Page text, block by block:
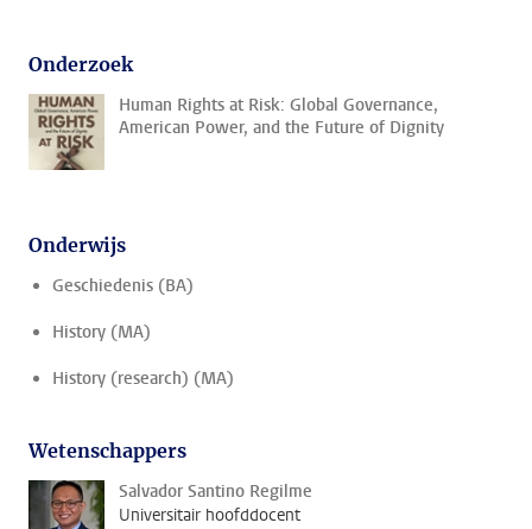
Onderzoek
Human Rights at Risk: Global Governance,
American Power, and the Future of Dignity
Onderwijs
Geschiedenis (BA)
History (MA)
History (research) (MA)
Wetenschappers
Salvador Santino Regilme
Universitair hoofddocent